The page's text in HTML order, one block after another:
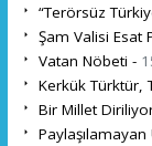
“Terörsüz
Şam Valisi Esat
Vatan Nöbeti -
Kerkük Türktür,
Bir Millet